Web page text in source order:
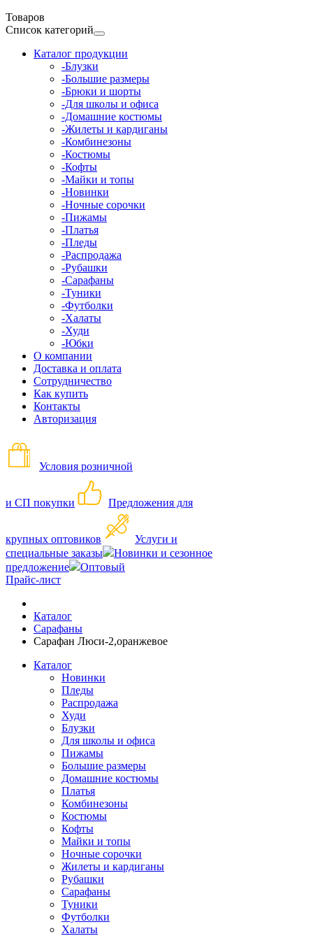
Товаров
Список категорий
Каталог продукции
-Блузки
-Большие размеры
-Брюки и шорты
-Для школы и офиса
-Домашние костюмы
-Жилеты и кардиганы
-Комбинезоны
-Костюмы
-Кофты
-Майки и топы
-Новинки
-Ночные сорочки
-Пижамы
-Платья
-Пледы
-Распродажа
-Рубашки
-Сарафаны
-Туники
-Футболки
-Халаты
-Худи
-Юбки
О компании
Доставка и оплата
Сотрудничество
Как купить
Контакты
Авторизация
Условия розничной
и СП покупки Предложения для
крупных оптовиков
Услуги и
специальные заказы
Новинки и сезонное
предложение
Оптовый
Прайс-лист
Каталог
Сарафаны
Сарафан Люси-2,оранжевое
Каталог
Новинки
Пледы
Распродажа
Худи
Блузки
Для школы и офиса
Пижамы
Большие размеры
Домашние костюмы
Платья
Комбинезоны
Костюмы
Кофты
Майки и топы
Ночные сорочки
Жилеты и кардиганы
Рубашки
Сарафаны
Туники
Футболки
Халаты